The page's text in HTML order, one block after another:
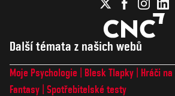
Další témata z našich webů
Moje Psychologie Blesk Tlapky Hráči
Fantasy Spotřebitelské testy